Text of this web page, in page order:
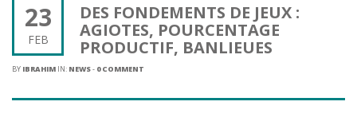
23
FEB
DES FONDEMENTS DE JEUX :
AGIOTES, POURCENTAGE
PRODUCTIF, BANLIEUES
BY IBRAHIM IN: NEWS- 0 COMMENT